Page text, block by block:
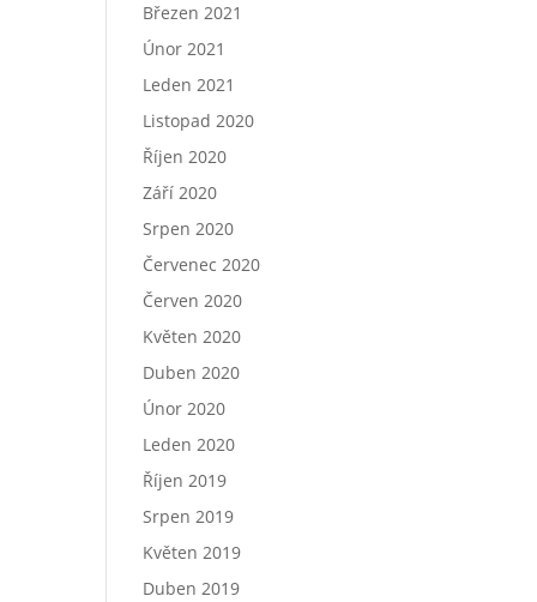
Březen 2021
Únor 2021
Leden 2021
Listopad 2020
Říjen 2020
Září 2020
Srpen 2020
Červenec 2020
Červen 2020
Květen 2020
Duben 2020
Únor 2020
Leden 2020
Říjen 2019
Srpen 2019
Květen 2019
Duben 2019